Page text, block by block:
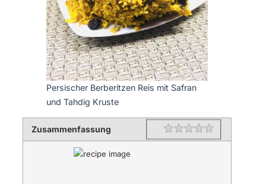
Persischer Berberitzen Reis mit Safran
und Tahdig Kruste
Zusammenfassung Rating 1 star
2 stars
3 stars
4 stars
5 stars